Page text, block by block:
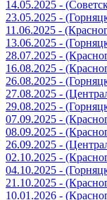
14.05.2025 -
23.05.2025 -
11.06.2025 -
13.06.2025 -
28.07.2025 -
16.08.2025 -
26.08.2025 -
27.08.2025 -
29.08.2025 -
07.09.2025 -
08.09.2025 -
26.09.2025 -
02.10.2025 -
04.10.2025 -
21.10.2025 -
10.01.2026 -